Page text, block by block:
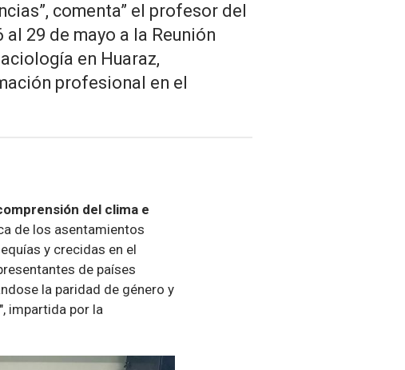
comenta” el profesor del
29 de mayo a la Reunión
en Huaraz,
profesional en el
del clima e
de los asentamientos
y crecidas en el
de países
la paridad de género y
impartida por la